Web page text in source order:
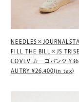
FILL THE BILL×JS
COVEV カーゴパンツ
AUTRY ¥26,400(in tax)